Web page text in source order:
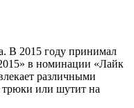
В 2015 году принимал
в номинации «Лайк
различными
трюки или шутит на